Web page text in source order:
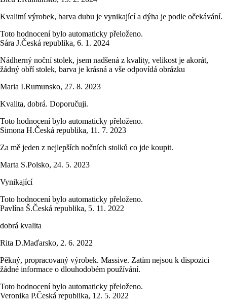
Kvalitní výrobek, barva dubu je vynikající a dýha je podle očekávání.
Toto hodnocení bylo automaticky přeloženo.
Sára J.Česká republika, 6. 1. 2024
Nádherný noční stolek, jsem nadšená z kvality, velikost je akorát,
žádný obří stolek, barva je krásná a vše odpovídá obrázku
Maria I.Rumunsko, 27. 8. 2023
Kvalita, dobrá. Doporučuji.
Toto hodnocení bylo automaticky přeloženo.
Simona H.Česká republika, 11. 7. 2023
Za mě jeden z nejlepších nočních stolků co jde koupit.
Marta S.Polsko, 24. 5. 2023
Vynikající
Toto hodnocení bylo automaticky přeloženo.
Pavlína Š.Česká republika, 5. 11. 2022
dobrá kvalita
Rita D.Maďarsko, 2. 6. 2022
Pěkný, propracovaný výrobek. Massive. Zatím nejsou k dispozici
žádné informace o dlouhodobém používání.
Toto hodnocení bylo automaticky přeloženo.
Veronika P.Česká republika, 12. 5. 2022